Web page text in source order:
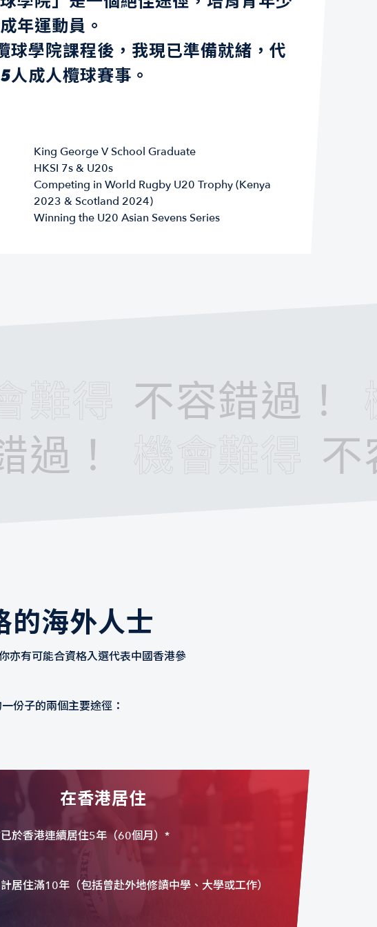
年運動員。
球學院課程後，我現已準備就緒，代
人成人欖球賽事。
King George V School Graduate
HKSI 7s & U20s
Competing in World Rugby U20 Trophy (Kenya
2023 & Scotland 2024)
Winning the U20 Asian Sevens Series
難得 不容錯過！
過！ 機會難得 不
的海外人士
亦有可能合資格入選代表中國香港參
份子的兩個主要途徑：
在香港居住
於香港連續居住5年（60個月）*
居住滿10年（包括曾赴外地修讀中學、大學或工作）